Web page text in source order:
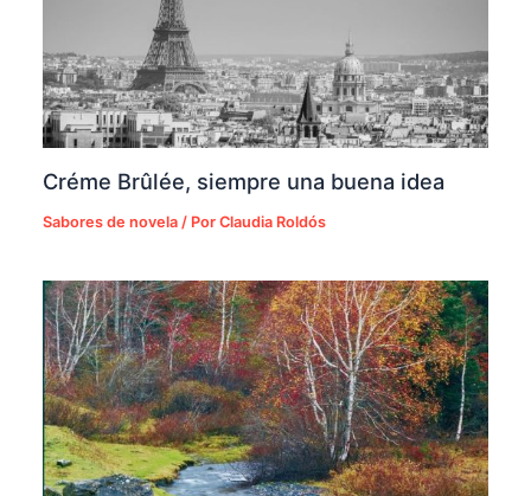
Créme Brûlée, siempre una buena idea
Sabores de novela / PorClaudia Roldós